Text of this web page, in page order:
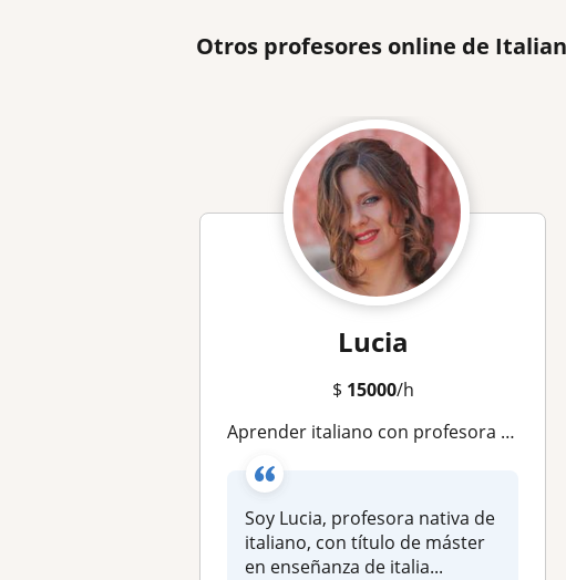
Otros profesores online de
Lucia
$ 15000/h
Aprender italiano con profesora nativa y con experiencia
Soy Lucia, profesora nativa de
italiano, con título de máster
en enseñanza de italia...